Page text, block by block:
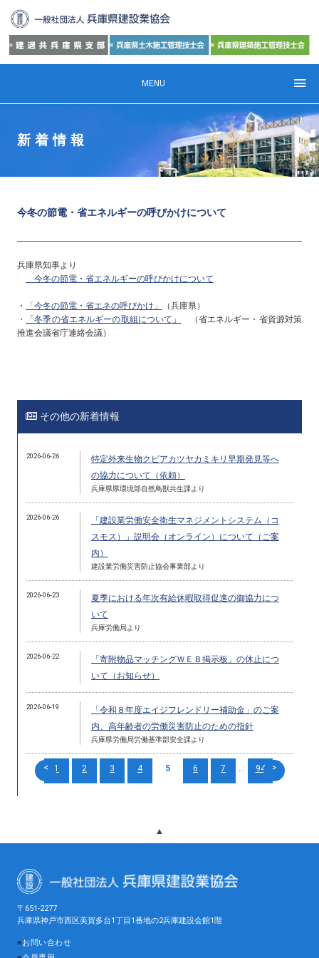
MENU
新着情報
今冬の節電・省エネルギーの呼びかけについて
兵庫県知事より
今冬の節電・省エネルギーの呼びかけについて
・ 「今冬の節電・省エネの呼びかけ」
（兵庫県）
・
「冬季の省エネルギーの取組について」
（省エネルギー・省資源対策
推進会議省庁連絡会議）
その他の新着情報
2026-06-26
特定外来生物クビアカツヤカミキリ早期発見等へ
の協力について（依頼）
兵庫県県環境部自然鳥獣共生課より
2026-06-26
「建設業労働安全衛生マネジメントシステム（コ
スモス）」説明会（オンライン）について（ご案
内）
建設業労働災害防止協会事業部より
2026-06-23
夏季における年次有給休暇取得促進の御協力につ
いて
兵庫労働局より
2026-06-22
「寄附物品マッチングＷＥＢ掲示板」の休止につ
いて（お知らせ）
2026-06-19
「令和８年度エイジフレンドリー補助金」のご案
内、高年齢者の労働災害防止のための指針
兵庫県労働局労働基準部安全課より
< 1 2 3 4 5 6 7 ... 94 >
▲
〒651-2277
兵庫県神戸市西区美賀多台1丁目1番地の2兵庫建設会館1階
■お問い合わせ